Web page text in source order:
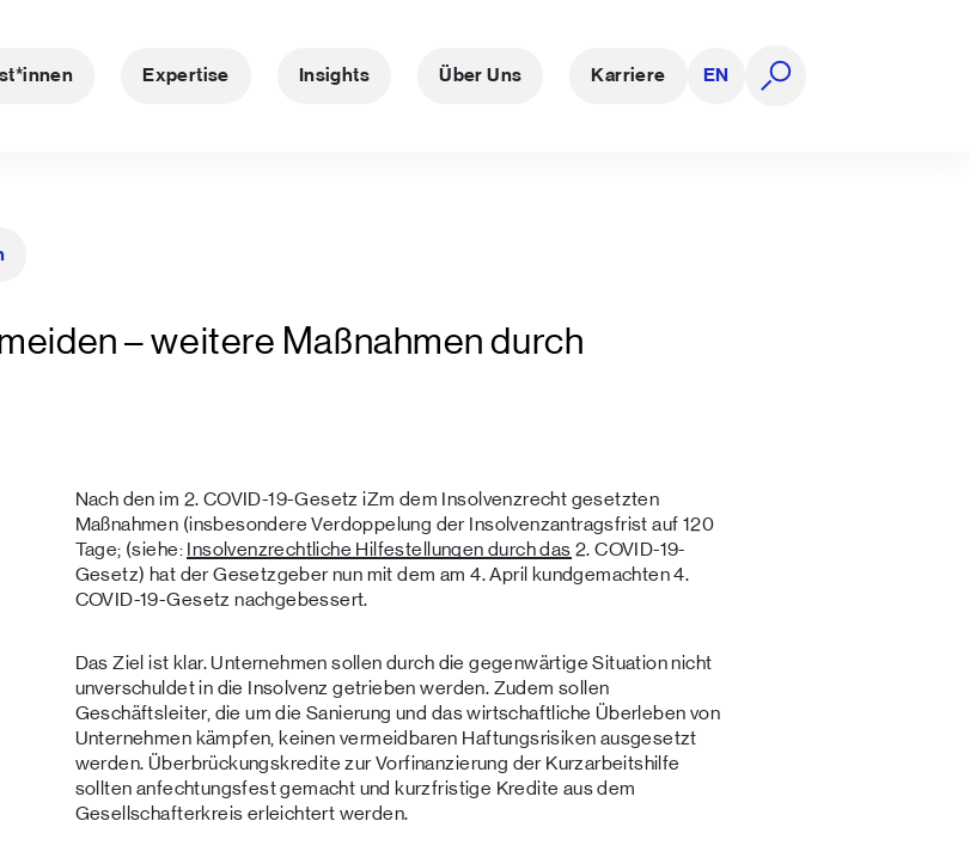
Expertise Insights Über Uns Karriere EN
– weitere Maßnahmen durch
Nach den im 2. COVID-19-Gesetz iZm dem Insolvenzrecht gesetzten
Maßnahmen (insbesondere Verdoppelung der Insolvenzantragsfrist auf 120
Tage; (siehe: Insolvenzrechtliche Hilfestellungen durchdas 2. COVID-19-
Gesetz) hat der Gesetzgeber nun mit dem am 4. April kundgemachten 4.
COVID-19-Gesetz nachgebessert.
Das Ziel ist klar. Unternehmen sollen durch die gegenwärtige Situation nicht
unverschuldet in die Insolvenz getrieben werden. Zudem sollen
Geschäftsleiter, die um die Sanierung und das wirtschaftliche Überleben von
Unternehmen kämpfen, keinen vermeidbaren Haftungsrisiken ausgesetzt
werden. Überbrückungskredite zur Vorfinanzierung der Kurzarbeitshilfe
sollten anfechtungsfest gemacht und kurzfristige Kredite aus dem
Gesellschafterkreis erleichtert werden.